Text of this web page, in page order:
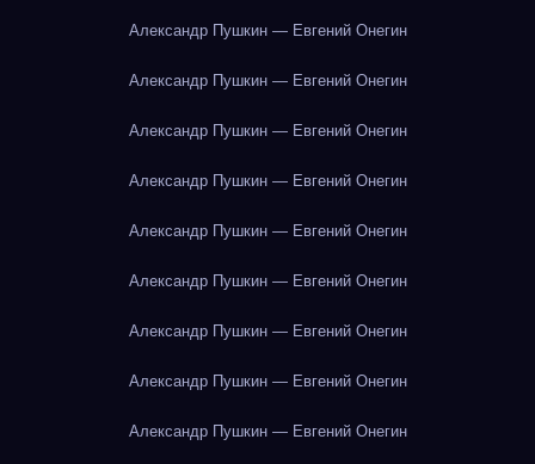
Александр Пушкин — Евгений Онегин
Александр Пушкин — Евгений Онегин
Александр Пушкин — Евгений Онегин
Александр Пушкин — Евгений Онегин
Александр Пушкин — Евгений Онегин
Александр Пушкин — Евгений Онегин
Александр Пушкин — Евгений Онегин
Александр Пушкин — Евгений Онегин
Александр Пушкин — Евгений Онегин